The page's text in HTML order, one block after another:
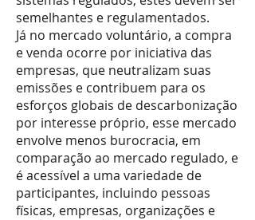
semelhantes e regulamentados.
Já no mercado voluntário, a compra
e venda ocorre por iniciativa das
empresas, que neutralizam suas
emissões e contribuem para os
esforços globais de descarbonização
por interesse próprio, esse mercado
envolve menos burocracia, em
comparação ao mercado regulado, e
é acessível a uma variedade de
participantes, incluindo pessoas
físicas, empresas, organizações e